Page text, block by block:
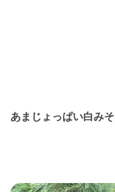
あまじょっぱい白み